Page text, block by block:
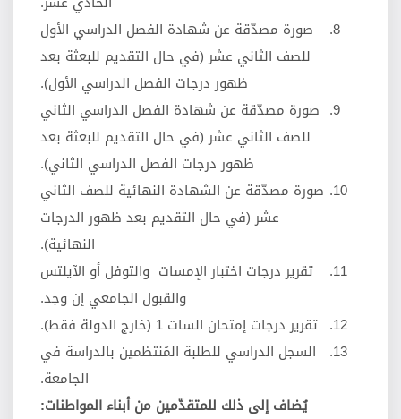
صورة مصدّقة عن شهادة الفصل الدراسي الأول
للصف الثاني عشر (في حال التقديم للبعثة بعد
ظهور درجات الفصل الدراسي الأول).
صورة مصدّقة عن شهادة الفصل الدراسي الثاني
للصف الثاني عشر (في حال التقديم للبعثة بعد
ظهور درجات الفصل الدراسي الثاني).
صورة مصدّقة عن الشهادة النهائية للصف الثاني
عشر (في حال التقديم بعد ظهور الدرجات
النهائية).
تقرير درجات اختبار الإمسات والتوفل أو الآيلتس
والقبول الجامعي إن وجد.
تقرير درجات إمتحان السات 1 (خارج الدولة فقط).
السجل الدراسي للطلبة المُنتظمين بالدراسة في
الجامعة.
يُضاف إلى ذلك للمتقدّمين من أبناء المواطنات: